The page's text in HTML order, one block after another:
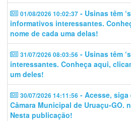
01/08/2026 10:02:37 - Usinas têm
informativos interessantes.
nome de cada uma delas!
31/07/2026 08:03:56 - Usinas têm
interessantes. Conheça aqui,
um deles!
30/07/2026 14:11:56 - Acesse,
Câmara Municipal de Uruaçu-GO.
Nesta publicação!